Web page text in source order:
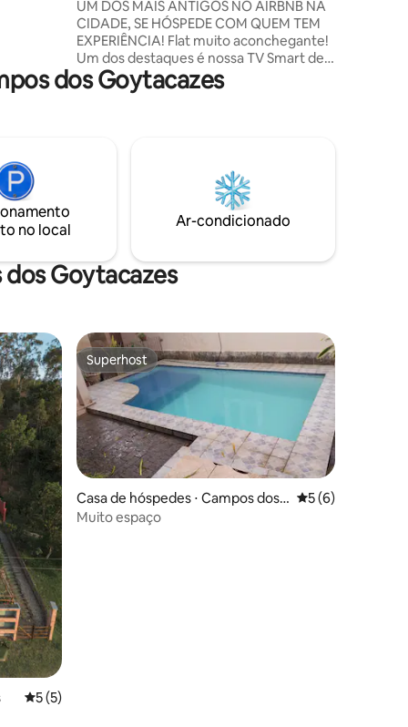
Pol
UM DOS MAIS ANTIGOS NO AIRBNB NA
CIDADE, SE HÓSPEDE COM QUEM TEM
EXPERIÊNCIA! Flat muito aconchegante!
Um dos destaques é nossa TV Smart de
55 polegadas para uma Andar alto, ótima
vista da cidade! Excelente pra quem veio
ótima infraestrutura, academia, sala de
jogos, sauna, hidromassagem, rooftop,
restaurante, vaga de garagem coberta.
dos Goytacazes
no local
Ar-condicionado
Goytacazes
5 de uma avaliação média de 5, 5 avaliações
5 (5)
Superhost
Superhost
Casa de hóspedes ⋅ Campos dos
Goytacazes
5 de uma
5 (6)
Muito espaço